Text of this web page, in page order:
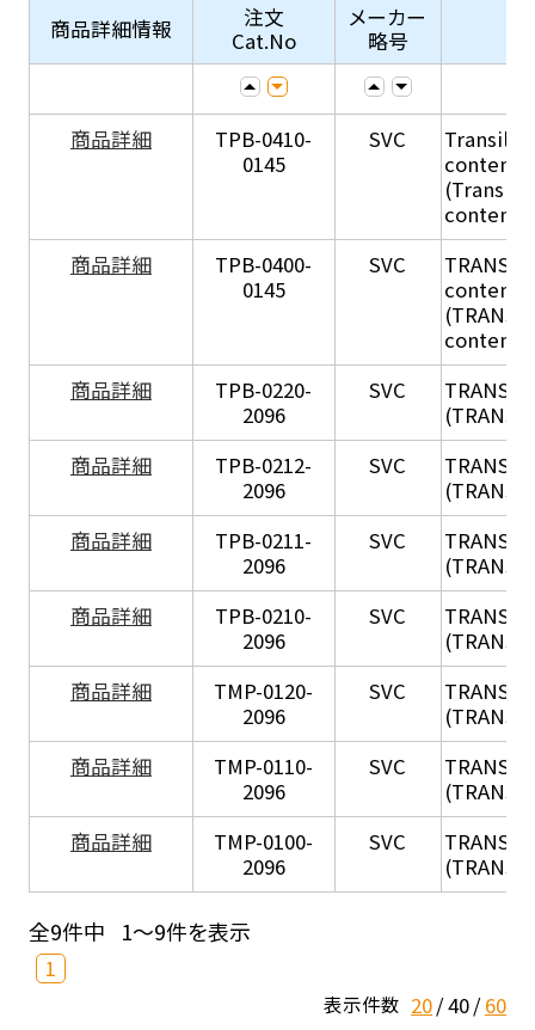
商品詳細情報
注文
Cat.No
メーカー
略号
商品詳細
TPB-0410-
0145
SVC
Transil
content
(Transil
content
商品詳細
TPB-0400-
0145
SVC
content
content
商品詳細
TPB-0220-
2096
SVC TRANSIL
商品詳細
TPB-0212-
2096
SVC TRANSIL
商品詳細
TPB-0211-
2096
SVC TRANSIL
商品詳細
TPB-0210-
2096
SVC TRANSIL
商品詳細
TMP-0120-
2096
SVC TRANSIL
商品詳細
TMP-0110-
2096
SVC TRANSIL
商品詳細
TMP-0100-
2096
SVC TRANSIL
全9件中 1～9件を表示
1
表示件数 20 40 60